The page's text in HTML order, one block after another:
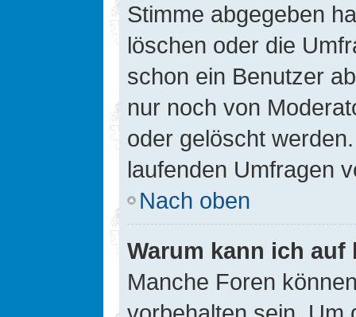
Stimme abgegeben
löschen oder die
schon ein Benutzer
nur noch von
oder gelöscht
laufenden Umfragen
Nach oben
Warum kann ich
Manche Foren